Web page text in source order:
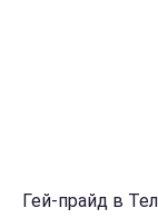
Гей-прайд в